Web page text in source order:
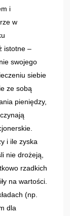
i
w
istotne –
swojego
siebie
ze sobą
pieniędzy,
i ile zyska
nie drożeją,
rzadkich
na wartości.
(np.
dla